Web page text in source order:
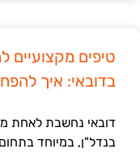
טיפים מקצועיים
בדובאי: איך
דובאי נחשבת לאחת
בנדל"ן, במיוחד